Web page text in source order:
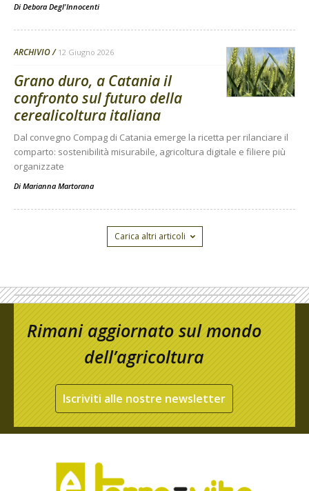
Di Debora Degl'Innocenti
ARCHIVIO 12 Giugno 2026
Grano duro, a Catania il
confronto sul futuro della
cerealicoltura italiana
Dal convegno Compag di Catania emerge la ricetta per rilanciare il
comparto: sostenibilità misurabile, agricoltura digitale e filiere più
organizzate
Di Marianna Martorana
Carica altri articoli
Rimani aggiornato sul mondo
dell’agricoltura
Iscriviti alle nostre newsletter